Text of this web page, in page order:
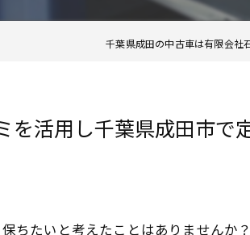
千葉県成田の中古車は有限会社
を活用し千葉県成田市で
ちたいと考えたことはありません